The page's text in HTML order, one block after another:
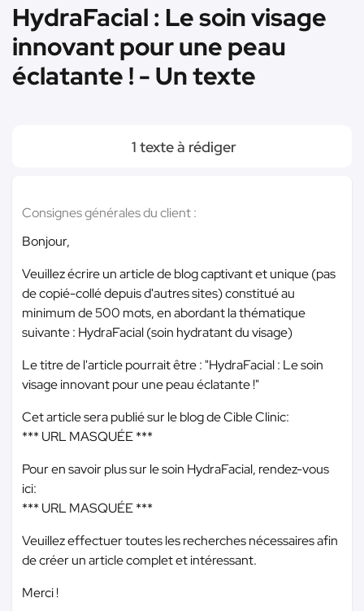
HydraFacial : Le soin visage
innovant pour une peau
éclatante ! - Un texte
1 texte à rédiger
Consignes générales du client :
Bonjour,
Veuillez écrire un article de blog captivant et unique (pas
de copié-collé depuis d'autres sites) constitué au
minimum de 500 mots, en abordant la thématique
suivante : HydraFacial (soin hydratant du visage)
Le titre de l'article pourrait être : "HydraFacial : Le soin
visage innovant pour une peau éclatante !"
Cet article sera publié sur le blog de Cible Clinic:
*** URL MASQUÉE ***
Pour en savoir plus sur le soin HydraFacial, rendez-vous
ici:
*** URL MASQUÉE ***
Veuillez effectuer toutes les recherches nécessaires afin
de créer un article complet et intéressant.
Merci !